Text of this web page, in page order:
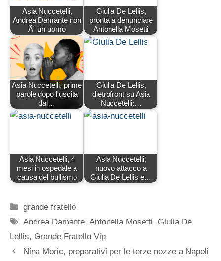
Asia Nuccetelli,
Andrea Damante non
Ã¨ un uomo
Giulia De Lellis,
pronta a denunciare
Antonella Mosetti
Asia Nuccetelli, prime
parole dopo l'uscita
dal…
Giulia De Lellis,
dietrofront su Asia
Nuccetelli:…
Asia Nuccetelli, 4
mesi in ospedale a
causa del bullismo
Asia Nuccetelli,
nuovo attacco a
Giulia De Lellis e…
Categorie
grande fratello
Tag
Andrea Damante,Antonella Mosetti, Giulia De
Lellis, Grande Fratello Vip
Nina Moric, preparativi per le terze nozze a Napoli